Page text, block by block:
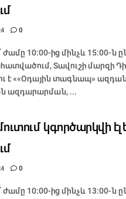
0
ժամը 10:00-ից մինչև 15:00-ն
Տավուշի մարզի
է ««Օդային տագնապ»
ազդարարման, ...
կգործարկվի
0
ժամը 10:00-ից մինչև 13:00-ն